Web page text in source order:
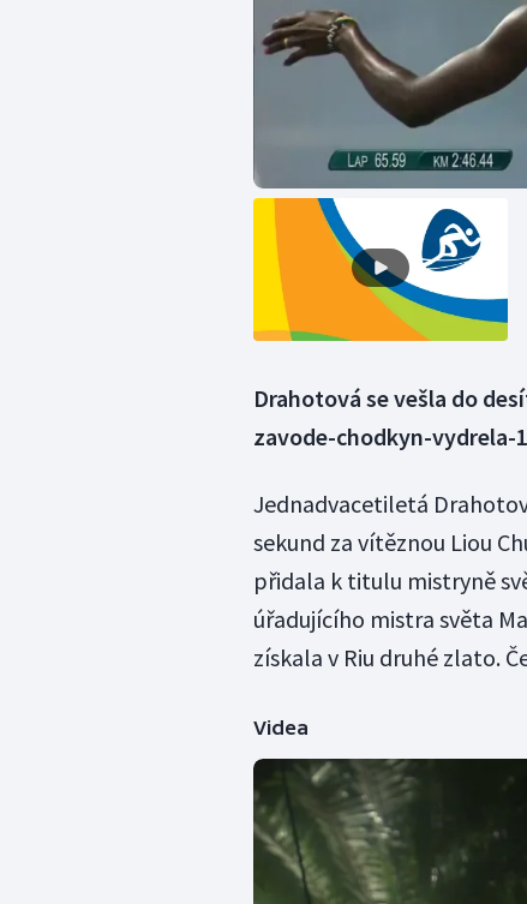
Drahotová se vešla do
zavode-chodkyn-vydrela-
Jednadvacetiletá
sekund za vítěznou Liou
přidala k titulu mistryně
úřadujícího mistra světa
získala v Riu druhé zlato.
Videa